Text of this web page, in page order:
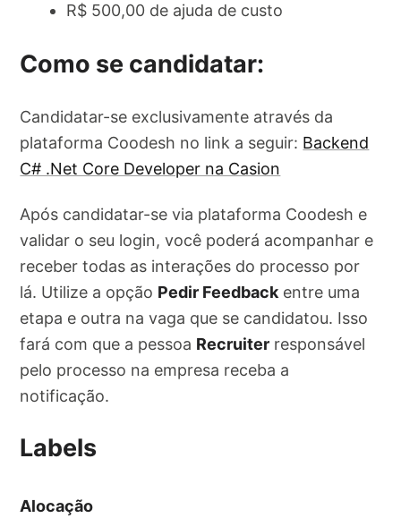
R$ 500,00 de ajuda de custo
Como se candidatar:
Candidatar-se exclusivamente através da
plataforma Coodesh no link a seguir: Backend
C# .Net Core Developer na Casion
Após candidatar-se via plataforma Coodesh e
validar o seu login, você poderá acompanhar e
receber todas as interações do processo por
lá. Utilize a opção Pedir Feedback entre uma
etapa e outra na vaga que se candidatou. Isso
fará com que a pessoa Recruiter responsável
pelo processo na empresa receba a
notificação.
Labels
Alocação